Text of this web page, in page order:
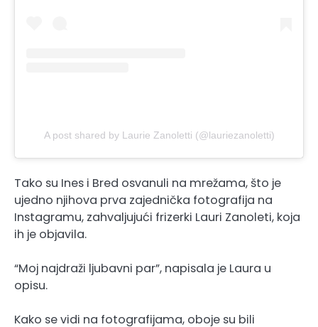
A post shared by Laurie Zanoletti (@lauriezanoletti)
Tako su Ines i Bred osvanuli na mrežama, što je
ujedno njihova prva zajednička fotografija na
Instagramu, zahvaljujući frizerki Lauri Zanoleti, koja
ih je objavila.
“Moj najdraži ljubavni par”, napisala je Laura u
opisu.
Kako se vidi na fotografijama, oboje su bili